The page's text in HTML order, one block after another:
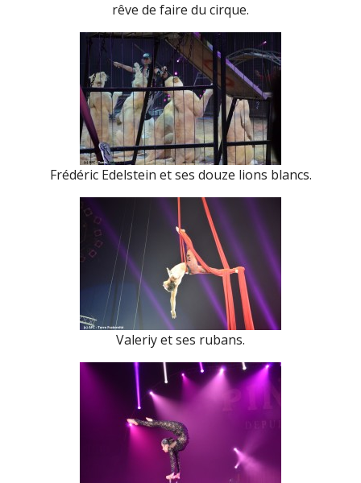
rêve de faire du cirque.
Frédéric Edelstein et ses douze lions blancs.
Valeriy et ses rubans.